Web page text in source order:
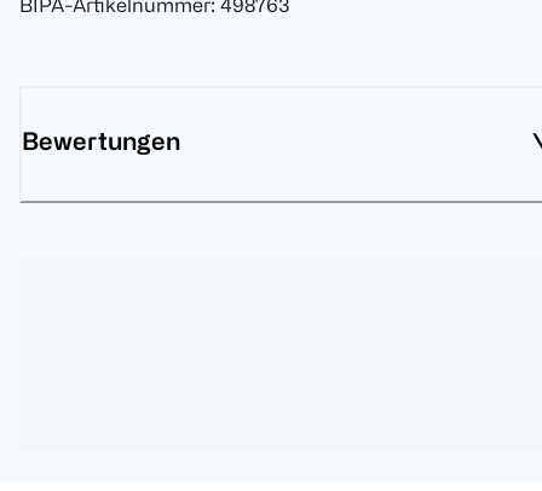
BIPA-Artikelnummer: 498763
Bewertungen